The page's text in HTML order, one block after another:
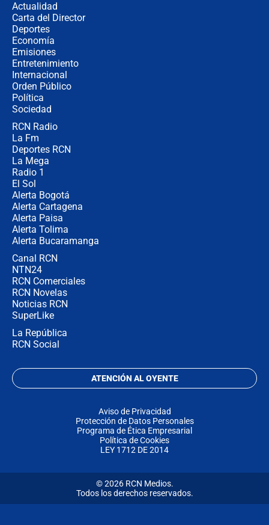
Actualidad
Carta del Director
Deportes
Economía
Emisiones
Entretenimiento
Internacional
Orden Público
Política
Sociedad
RCN Radio
La Fm
Deportes RCN
La Mega
Radio 1
El Sol
Alerta Bogotá
Alerta Cartagena
Alerta Paisa
Alerta Tolima
Alerta Bucaramanga
Canal RCN
NTN24
RCN Comerciales
RCN Novelas
Noticias RCN
SuperLike
La República
RCN Social
ATENCIÓN AL OYENTE
Aviso de Privacidad
Protección de Datos Personales
Programa de Ética Empresarial
Política de Cookies
LEY 1712 DE 2014
© 2026 RCN Medios.
Todos los derechos reservados.